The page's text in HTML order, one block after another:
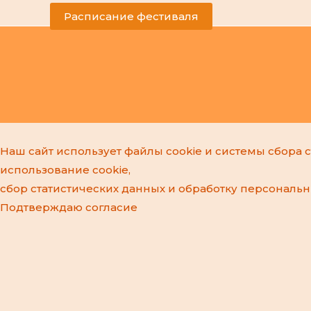
Расписание фестиваля
Наш сайт использует файлы cookie и системы сбора
использование cookie,
сбор статистических данных и обработку
Подтверждаю согласие